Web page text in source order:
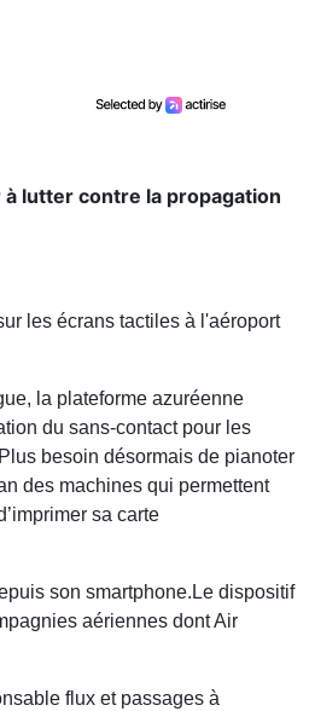
lutter contre la propagation
les écrans tactiles à l'aéroport
la plateforme azuréenne
du sans-contact pour les
besoin désormais de pianoter
des machines qui permettent
sa carte
son smartphone.Le dispositif
aériennes dont Air
flux et passages à